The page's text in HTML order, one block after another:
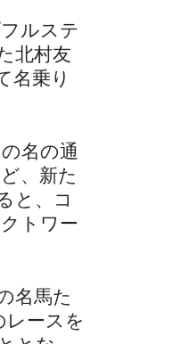
ルステ
北村友
名乗り
名の通
、新た
と、コ
トワー
名馬た
レースを